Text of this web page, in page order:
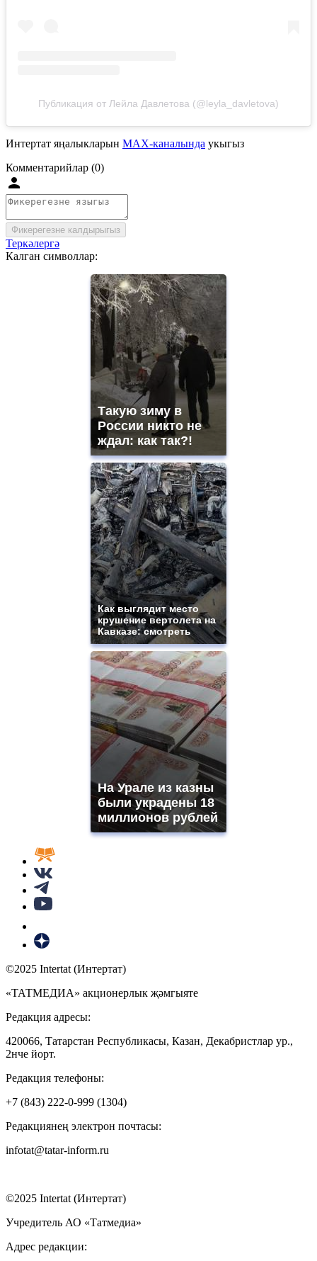
Публикация от Лейла Давлетова (@leyla_davletova)
Интертат яңалыкларын MAX-каналында укыгыз
Комментарийлар (0)
Фикерегезне калдырыгыз
Теркәлергә
Калган символлар:
Такую зиму в
России никто не
ждал: как так?!
Как выглядит место
крушение вертолета на
Кавказе: смотреть
На Урале из казны
были украдены 18
миллионов рублей
©2025 Intertat (Интертат)
«ТАТМЕДИА» акционерлык җәмгыяте
Редакция адресы:
420066, Татарстан Республикасы, Казан, Декабристлар ур.,
2нче йорт.
Редакция телефоны:
+7 (843) 222-0-999 (1304)
Редакциянең электрон почтасы:
infotat@tatar-inform.ru
©2025 Intertat (Интертат)
Учредитель АО «Татмедиа»
Адрес редакции: